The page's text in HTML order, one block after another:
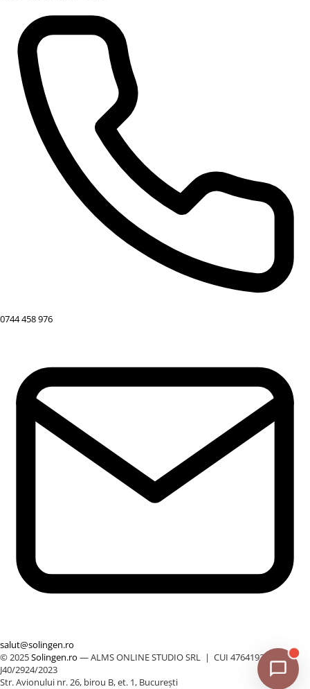
0744 458 976
salut@solingen.ro
© 2025Solingen.ro — ALMS ONLINE STUDIO SRL | CUI 47641923 |
J40/2924/2023
Str. Avionului nr. 26, birou B, et. 1, București